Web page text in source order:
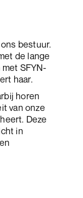
bestuur.
de lange
SFYN-
haar.
horen
van onze
Deze
in